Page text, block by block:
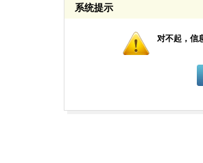
系统提示
对不起，信